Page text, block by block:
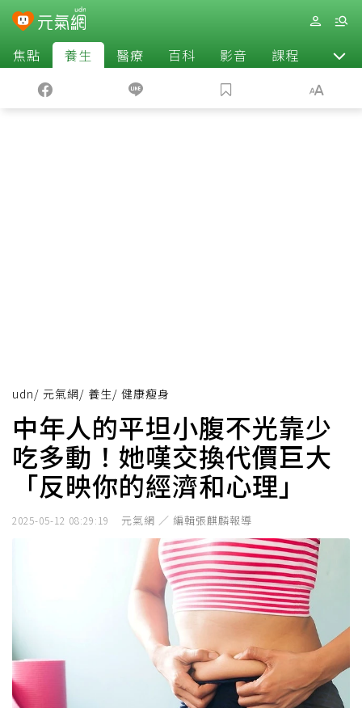
焦點 養生 醫療 百科 影音 課程 退休
udn/ 元氣網/ 養生/ 健康瘦身
中年人的平坦小腹不光靠少
吃多動！她嘆交換代價巨大
「反映你的經濟和心理」
2025-05-12 08:29:19 元氣網 ／ 編輯張麒麟報導